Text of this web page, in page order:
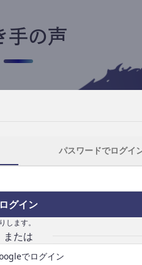
パスワードでログイ
ログイン
します。
でログイン
手の声
所です。